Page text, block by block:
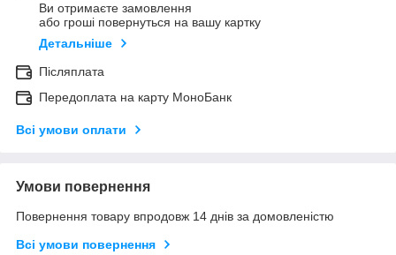
Ви отримаєте замовлення
або гроші повернуться на вашу картку
Детальніше
Післяплата
Передоплата на карту МоноБанк
Всі умови оплати
Умови повернення
Повернення товару впродовж 14 днів за домовленістю
Всі умови повернення